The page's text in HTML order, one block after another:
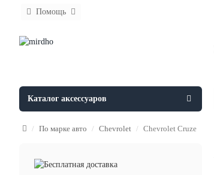
Помощь
Каталог аксессуаров
По марке авто Chevrolet Chevrolet Cruze